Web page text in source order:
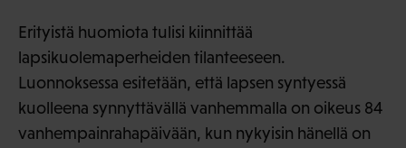
Erityistä huomiota tulisi kiinnittää
lapsikuolemaperheiden tilanteeseen.
Luonnoksessa esitetään, että lapsen syntyessä
kuolleena synnyttävällä vanhemmalla on oikeus 84
vanhempainrahapäivään, kun nykyisin hänellä on